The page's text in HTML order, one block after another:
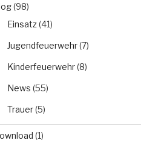
(98)
Einsatz(41)
Jugendfeuerwehr(7)
Kinderfeuerwehr(8)
News (55)
Trauer(5)
(1)